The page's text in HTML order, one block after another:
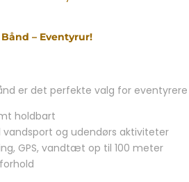
– Eventyrur!
er det perfekte valg for
holdbart
og udendørs aktiviteter
GPS, vandtæt op til 100 meter